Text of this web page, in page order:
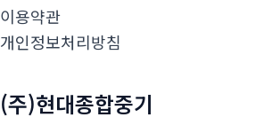
이용약관
개인정보처리방침
(주)현대종합중기